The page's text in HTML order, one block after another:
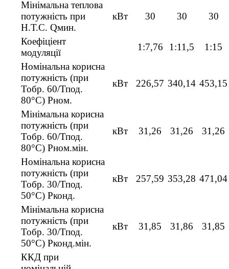
Мінімальна теплова
потужність при
Н.Т.С. Qмин.
кВт 30 30 30
Коефіціент
модуляції
1:7,76 1:11,5
1:15
Номінальна корисна
потужність (при
Тобр. 60/Тпод.
80°C) Pном.
кВт 226,57 340,14 453,15
Мінімальна корисна
потужність (при
Тобр. 60/Тпод.
80°C) Pном.мін.
кВт 31,26 31,26 31,26
Номінальна корисна
потужність (при
Тобр. 30/Тпод.
50°C) Pконд.
кВт 257,59 353,28 471,04
Мінімальна корисна
потужність (при
Тобр. 30/Тпод.
50°C) Pконд.мін.
кВт 31,85 31,86 31,85
ККД при